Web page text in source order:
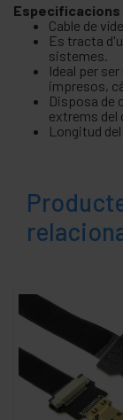
Especificacions
Cable de
Es tracta
sistemes.
Ideal per
impresos,
Disposa de
extrems del
Longitud